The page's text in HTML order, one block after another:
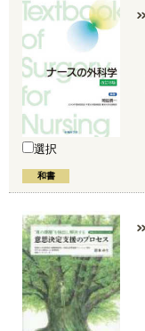
選択
和書